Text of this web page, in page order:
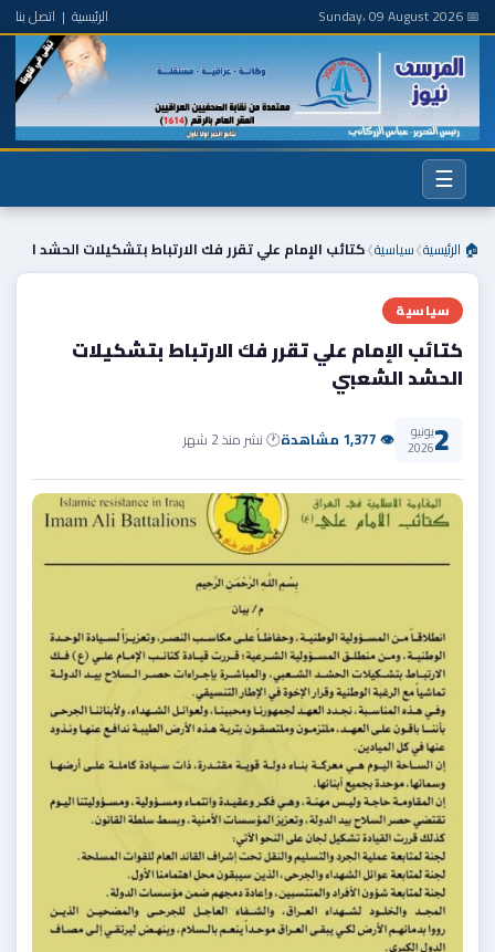
📅 Sunday، 09 August 2026 الرئيسية | اتصل بنا
☰
🏠 الرئيسية❯سياسية❯كتائب الإمام علي تقرر فك الارتباط بتشكيلات الحشد ا
سياسية
كتائب الإمام علي تقرر فك الارتباط بتشكيلات
الحشد الشعبي
2يونيو
2026 👁 1,377 مشاهدة 🕐 نشر منذ 2 شهر